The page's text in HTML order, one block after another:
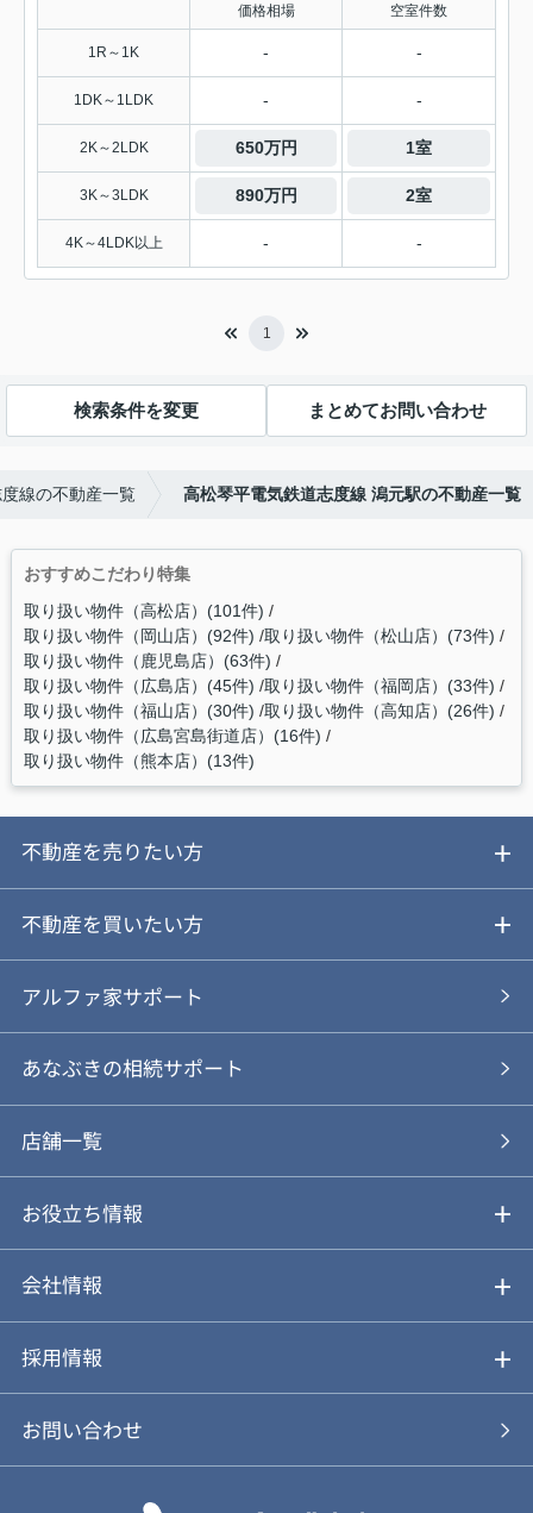
価格相場 空室件数
1R～1K - -
1DK～1LDK - -
2K～2LDK 650万円 1室
3K～3LDK 890万円 2室
4K～4LDK以上 - -
1
検索条件を変更 まとめてお問い合わせ
線の不動産一覧 高松琴平電気鉄道志度線 潟元駅の不動産一覧
おすすめこだわり特集
取り扱い物件（高松店）(101件)
取り扱い物件（岡山店）(92件) 取り扱い物件（松山店）(73件)
取り扱い物件（鹿児島店）(63件)
取り扱い物件（広島店）(45件) 取り扱い物件（福岡店）(33件)
取り扱い物件（福山店）(30件) 取り扱い物件（高知店）(26件)
取り扱い物件（広島宮島街道店）(16件)
取り扱い物件（熊本店）(13件)
不動産を売りたい方
ご売却ガイド
ご売却の流れ
あなぶきの仲介
あなぶきの買取
仲介と買取のメリット・デメリット
動画やパンフレットで見る
不動産を買いたい方
ご購入ガイド
物件を探す
購入の流れ
購入前も後も安心サポート
お気に入り
アルファ家サポート
あなぶきの相続サポート
店舗一覧
お役立ち情報
不動産Q&A
アルファジャーナル
会社情報
会社概要
スタッフ紹介
個人情報保護方針
採用情報
新卒採用について
キャリア採用について
お問い合わせ